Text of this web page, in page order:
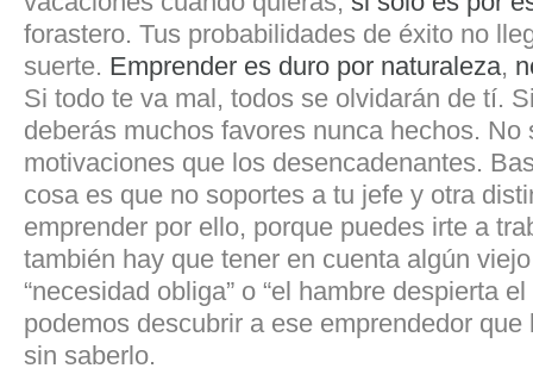
forastero. Tus probabilidades de éxito no
suerte. Emprender es duro por naturaleza,
Si todo te va mal, todos se olvidarán de tí.
deberás muchos favores nunca hechos. No
motivaciones que los desencadenantes.
cosa es que no soportes a tu jefe y otra
emprender por ello, porque puedes irte a
también hay que tener en cuenta algún
“necesidad obliga” o “el hambre despierta
podemos descubrir a ese emprendedor
sin saberlo.